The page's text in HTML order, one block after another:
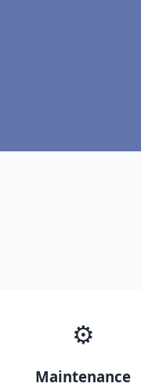
⚙️
Maintenance